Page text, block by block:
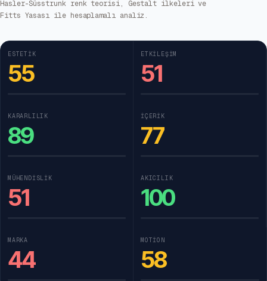
Hasler-Süsstrunk renk teorisi, Gestalt ilkeleri ve
Fitts Yasası ile hesaplamalı analiz.
ESTETIK
55
ETKILEŞIM
51
KARARLILIK
89
İÇERIK
77
MÜHENDISLIK
51
AKICILIK
100
MARKA
44
MOTION
58